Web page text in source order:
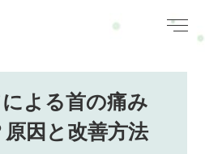
よる首の痛み
因と改善方法